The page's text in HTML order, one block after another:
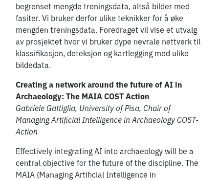
begrenset mengde treningsdata, altså bilder med
fasiter. Vi bruker derfor ulike teknikker for å øke
mengden treningsdata. Foredraget vil vise et utvalg
av prosjektet hvor vi bruker dype nevrale nettverk til
klassifikasjon, deteksjon og kartlegging med ulike
bildedata.
Creating a network around the future of AI in
Archaeology: The MAIA COST Action
Gabriele Gattiglia, University of Pisa, Chair of
Managing Artificial Intelligence in Archaeology COST-
Action
Effectively integrating AI into archaeology will be a
central objective for the future of the discipline. The
MAIA (Managing Artificial Intelligence in